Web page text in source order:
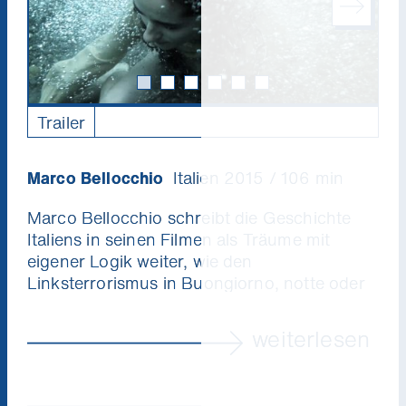
Trailer
Marco Bellocchio Italien 2015 / 106 min
Marco Bellocchio schreibt die Geschichte
Italiens in seinen Filmen als Träume mit
eigener Logik weiter, wie den
Linksterrorismus in Buongiorno, notte
nun in seiner Heimatstadt Bobbio ein und